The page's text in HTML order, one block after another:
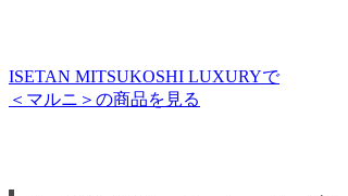
ISETAN MITSUKOSHI LUXURYで
＜マルニ＞の商品を見る